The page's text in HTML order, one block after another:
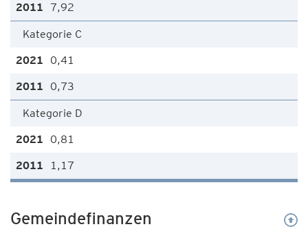
7,92
Kategorie C
0,41
0,73
Kategorie D
0,81
1,17
Gemeindefinanzen